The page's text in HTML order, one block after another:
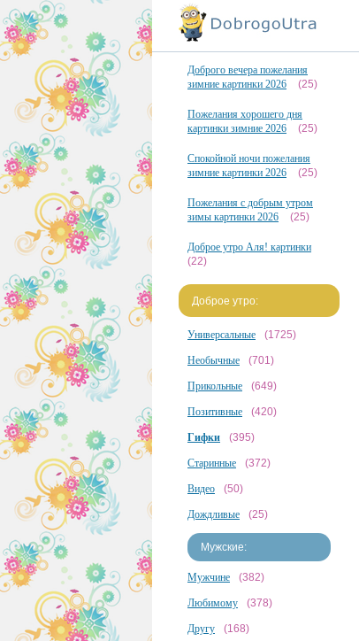
Доброго вечера пожелания
зимние картинки 2026
(25)
Пожелания хорошего дня
картинки зимние 2026
(25)
Спокойной ночи пожелания
зимние картинки 2026
(25)
Пожелания с добрым утром
зимы картинки 2026
(25)
Доброе утро Аля! картинки
(22)
Доброе утро:
Универсальные (1725)
Необычные (701)
Прикольные (649)
Позитивные (420)
Гифки (395)
Старинные (372)
Видео (50)
Дождливые (25)
Мужские:
Мужчине (382)
Любимому (378)
Другу (168)